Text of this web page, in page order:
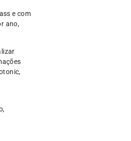
e com
ano,